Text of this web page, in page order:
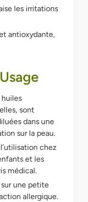
les irritations
antioxydante,
huiles
sont
dans une
sur la peau.
chez
et les
médical.
une petite
allergique.